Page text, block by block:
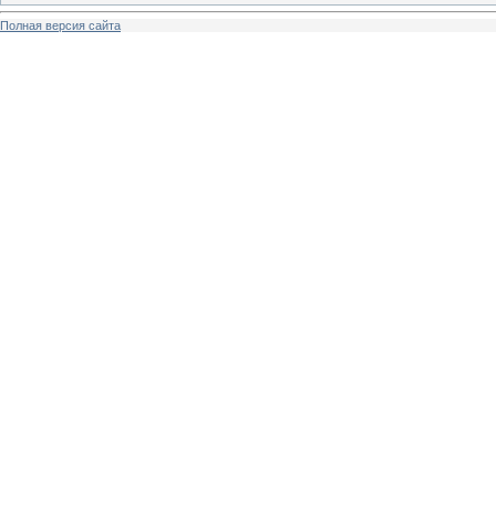
Полная версия сайта